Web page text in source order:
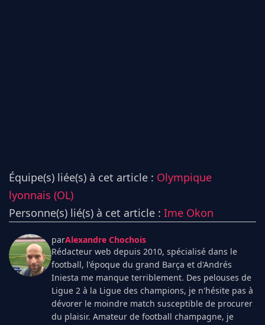
Équipe(s) liée(s) à cet article : Olympique
lyonnais (OL)
Personne(s) lié(s) à cet article : Ime Okon
parAlexandre Chochois
Rédacteur web depuis 2010, spécialisé dans le
football, l'époque du grand Barça et d'Andrés
Iniesta me manque terriblement. Des pelouses de
Ligue 2 à la Ligue des champions, je n'hésite pas à
dévorer le moindre match susceptible de procurer
du plaisir. Amateur de football champagne, je